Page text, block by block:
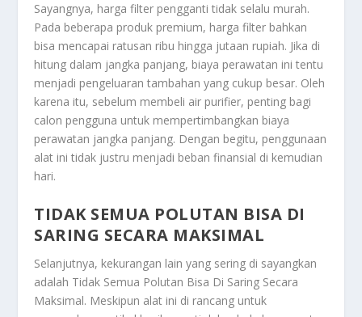
Sayangnya, harga filter pengganti tidak selalu murah.
Pada beberapa produk premium, harga filter bahkan
bisa mencapai ratusan ribu hingga jutaan rupiah. Jika di
hitung dalam jangka panjang, biaya perawatan ini tentu
menjadi pengeluaran tambahan yang cukup besar. Oleh
karena itu, sebelum membeli air purifier, penting bagi
calon pengguna untuk mempertimbangkan biaya
perawatan jangka panjang. Dengan begitu, penggunaan
alat ini tidak justru menjadi beban finansial di kemudian
hari.
TIDAK SEMUA POLUTAN BISA DI
SARING SECARA MAKSIMAL
Selanjutnya, kekurangan lain yang sering di sayangkan
adalah Tidak Semua Polutan Bisa Di Saring Secara
Maksimal. Meskipun alat ini di rancang untuk